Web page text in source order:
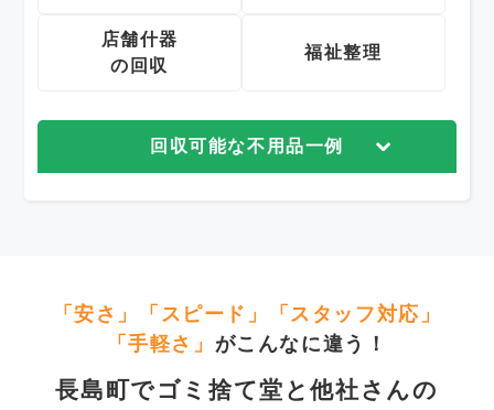
店舗什器
の回収
福祉整理
回収可能な不用品一例
「安さ」「スピード」「スタッフ対応」
「手軽さ」 がこんなに違う！
長島町でゴミ捨て堂と他社さんの